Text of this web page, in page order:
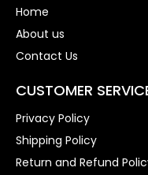
Home
About us
Contact Us
CUSTOMER
Privacy Policy
Shipping Policy
Return and Refund